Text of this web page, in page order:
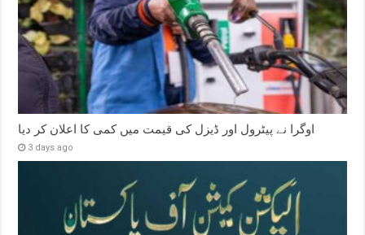
اوگرا نے پیٹرول اور ڈیزل کی قیمت میں کمی کا اعلان کر دیا
3 days ago